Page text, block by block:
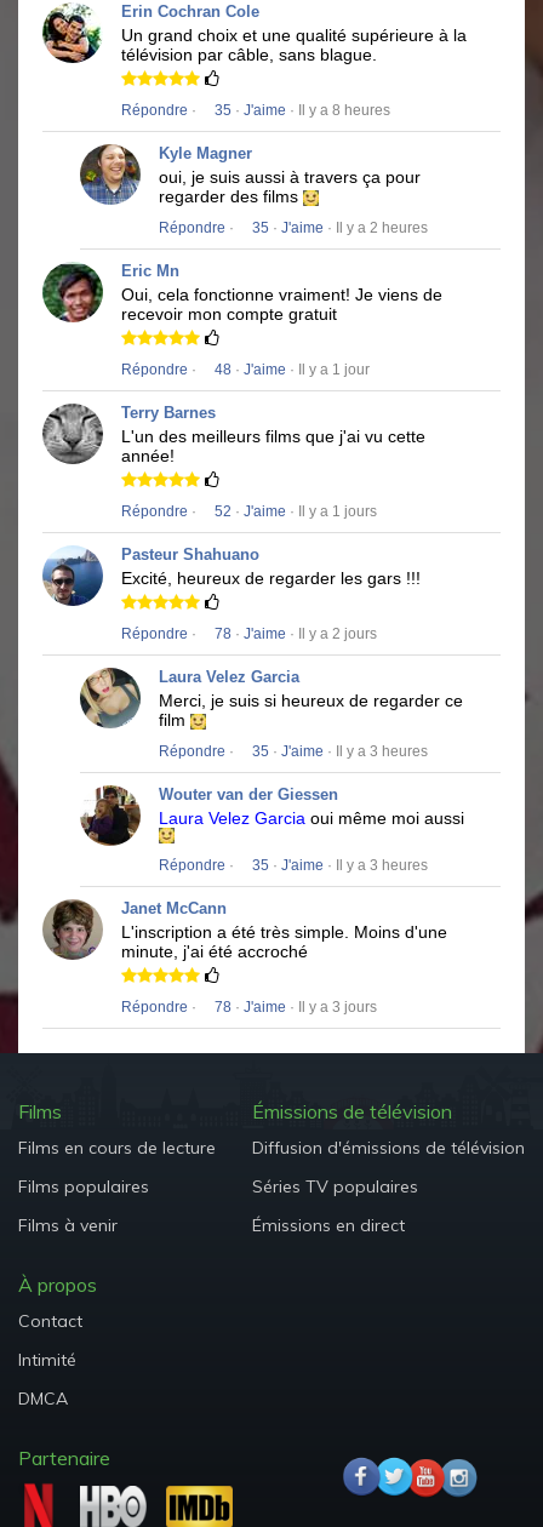
Erin Cochran Cole
Un grand choix et une qualité supérieure à la
télévision par câble, sans blague.
Répondre · 35 · J'aime · Il y a 8 heures
Kyle Magner
oui, je suis aussi à travers ça pour
regarder des films
Répondre · 35 · J'aime · Il y a 2 heures
Eric Mn
Oui, cela fonctionne vraiment! Je viens de
recevoir mon compte gratuit
Répondre · 48 · J'aime · Il y a 1 jour
Terry Barnes
L'un des meilleurs films que j'ai vu cette
année!
Répondre · 52 · J'aime · Il y a 1 jours
Pasteur Shahuano
Excité, heureux de regarder les gars !!!
Répondre · 78 · J'aime · Il y a 2 jours
Laura Velez Garcia
Merci, je suis si heureux de regarder ce
film
Répondre · 35 · J'aime · Il y a 3 heures
Wouter van der Giessen
Laura Velez Garcia oui même moi aussi
Répondre · 35 · J'aime · Il y a 3 heures
Janet McCann
L'inscription a été très simple. Moins d'une
minute, j'ai été accroché
Répondre · 78 · J'aime · Il y a 3 jours
Films
Films en cours de lecture
Films populaires
Films à venir
Émissions de télévision
Diffusion d'émissions de télévision
Séries TV populaires
Émissions en direct
À propos
Contact
Intimité
DMCA
Partenaire